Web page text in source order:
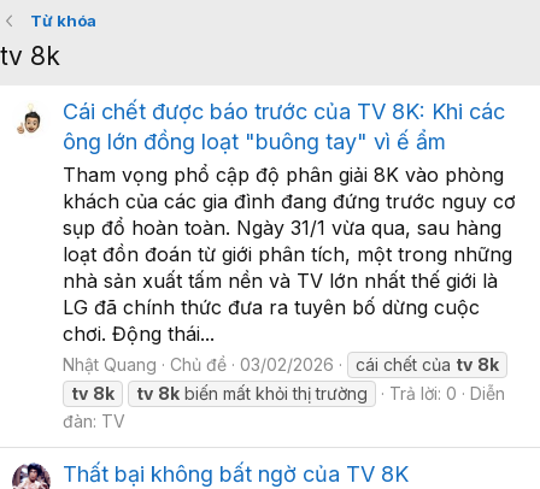
Từ khóa
tv 8k
Cái chết được báo trước của TV 8K: Khi các
ông lớn đồng loạt "buông tay" vì ế ẩm
Tham vọng phổ cập độ phân giải 8K vào phòng
khách của các gia đình đang đứng trước nguy cơ
sụp đổ hoàn toàn. Ngày 31/1 vừa qua, sau hàng
loạt đồn đoán từ giới phân tích, một trong những
nhà sản xuất tấm nền và TV lớn nhất thế giới là
LG đã chính thức đưa ra tuyên bố dừng cuộc
chơi. Động thái...
Nhật Quang Chủ đề 03/02/2026 cái chết của tv 8k
tv 8k tv 8k biến mất khỏi thị trường Trả lời: 0
Diễn
đàn: TV
Thất bại không bất ngờ của TV 8K